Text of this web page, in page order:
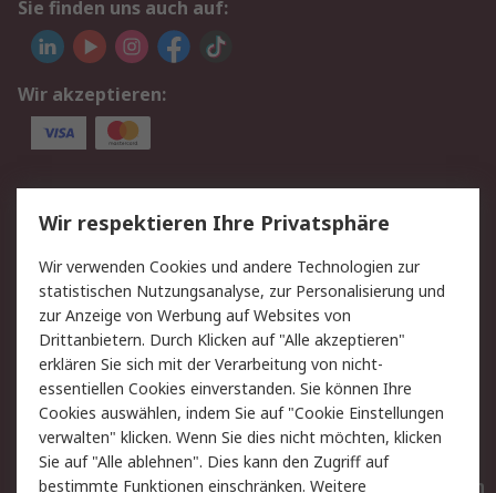
Sie finden uns auch auf:
Wir akzeptieren:
Service
Value Added Services
Lieferlösungen
Rücksendungen
Kontakt
Hilfe
Privatkunden
Rechtliches
AGB
Datenschutz
Cookie-Richtlinie
Zahlungsbedingungen
Copyright/Impressum
Entsorgung
Elektrogeräte/Batterien
Wir respektieren Ihre Privatsphäre
Wir verwenden Cookies und andere Technologien zur
statistischen Nutzungsanalyse, zur Personalisierung und
zur Anzeige von Werbung auf Websites von
Drittanbietern. Durch Klicken auf "Alle akzeptieren"
erklären Sie sich mit der Verarbeitung von nicht-
essentiellen Cookies einverstanden. Sie können Ihre
Cookies auswählen, indem Sie auf "Cookie Einstellungen
verwalten" klicken. Wenn Sie dies nicht möchten, klicken
Sie auf "Alle ablehnen". Dies kann den Zugriff auf
bestimmte Funktionen einschränken. Weitere